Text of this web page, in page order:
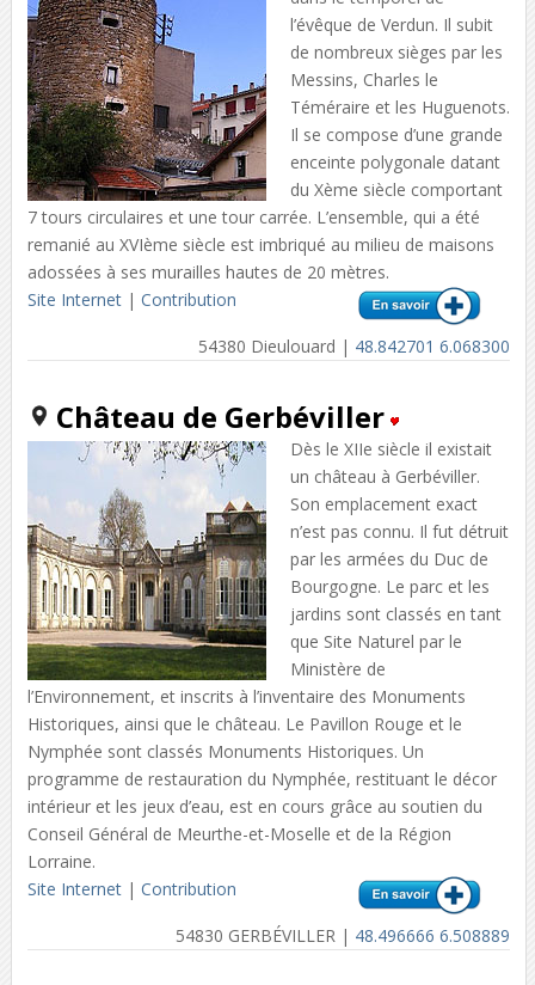
l’évêque de Verdun. Il subit
de nombreux sièges par les
Messins, Charles le
Téméraire et les Huguenots.
Il se compose d’une grande
enceinte polygonale datant
du Xème siècle comportant
7 tours circulaires et une tour carrée. L’ensemble, qui a été
remanié au XVIème siècle est imbriqué au milieu de maisons
adossées à ses murailles hautes de 20 mètres.
Site Internet| Contribution
54380 Dieulouard | 48.842701 6.068300
Château de Gerbéviller
Dès le XIIe siècle il existait
un château à Gerbéviller.
Son emplacement exact
n’est pas connu. Il fut détruit
par les armées du Duc de
Bourgogne. Le parc et les
jardins sont classés en tant
que Site Naturel par le
Ministère de
l’Environnement, et inscrits à l’inventaire des Monuments
Historiques, ainsi que le château. Le Pavillon Rouge et le
Nymphée sont classés Monuments Historiques. Un
programme de restauration du Nymphée, restituant le décor
intérieur et les jeux d’eau, est en cours grâce au soutien du
Conseil Général de Meurthe-et-Moselle et de la Région
Lorraine.
Site Internet| Contribution
54830 GERBÉVILLER | 48.496666 6.508889